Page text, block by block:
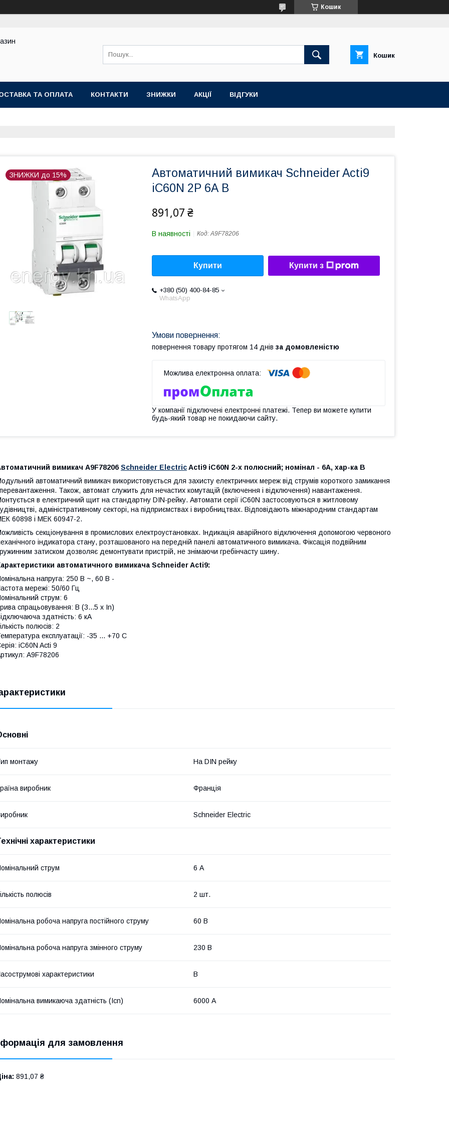
Кошик
Кошик
ТА ОПЛАТА КОНТАКТИ ЗНИЖКИ АКЦІЇ ВІДГУКИ
ЗНИЖКИ до 15%
Автоматичний вимикач Schneider Acti9
iC60N 2Р 6А B
891,07 ₴
В наявності Код:A9F78206
Купити Купити з
+380 (50) 400-84-85
WhatsApp
повернення товару протягом 14 днів за домовленістю
У компанії підключені електронні платежі. Тепер ви можете купити
будь-який товар не покидаючи сайту.
вимикач A9F78206 Schneider ElectricActi9 iC60N 2-х полюсний; номінал - 6А, хар-ка B
автоматичний вимикач використовується для захисту електричних мереж від струмів короткого замикання
перевантаження. Також, автомат служить для нечастих комутацій (включення і відключення) навантаження.
в електричний щит на стандартну DIN-рейку. Автомати серії iC60N застосовуються в житловому
адміністративному секторі, на підприємствах і виробництвах. Відповідають міжнародним стандартам
60898 і МЕК 60947-2.
секціонування в промислових електроустановках. Індикація аварійного відключення допомогою червоного
індикатора стану, розташованого на передній панелі автоматичного вимикача. Фіксація подвійним
затиском дозволяє демонтувати пристрій, не знімаючи гребінчасту шину.
автоматичного вимикача Schneider Acti9:
напруга: 250 В ~, 60 В -
мережі: 50/60 Гц
струм: 6
спрацьовування: B (3...5 x In)
здатність: 6 кА
полюсів: 2
експлуатації: -35 ... +70 С
iC60N Acti 9
A9F78206
монтажу На DIN рейку
виробник Франція
Schneider Electric
характеристики
струм 6 А
полюсів 2 шт.
робоча напруга постійного струму 60 В
робоча напруга змінного струму 230 В
характеристики B
вимикаюча здатність (Icn) 6000 А
для замовлення
891,07 ₴